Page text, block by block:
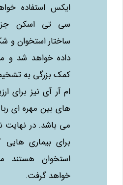
ایکس استفاده
سی تی اسکن
ساختار استخوان و
داده خواهد شد و
کمک بزرگی به
ام آر آی نیز برای
های بین مهره‌ ای
می‌ باشد. در نهایت
برای بیماری‌ هایی
استخوان هستند
خواهد گرفت.